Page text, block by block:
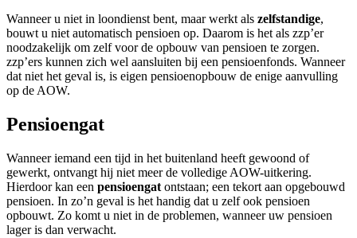
Wanneer u niet in loondienst bent, maar werkt als zelfstandige,
bouwt u niet automatisch pensioen op. Daarom is het als zzp’er
noodzakelijk om zelf voor de opbouw van pensioen te zorgen.
zzp’ers kunnen zich wel aansluiten bij een pensioenfonds. Wanneer
dat niet het geval is, is eigen pensioenopbouw de enige aanvulling
op de AOW.
Pensioengat
Wanneer iemand een tijd in het buitenland heeft gewoond of
gewerkt, ontvangt hij niet meer de volledige AOW-uitkering.
Hierdoor kan een pensioengat ontstaan; een tekort aan opgebouwd
pensioen. In zo’n geval is het handig dat u zelf ook pensioen
opbouwt. Zo komt u niet in de problemen, wanneer uw pensioen
lager is dan verwacht.